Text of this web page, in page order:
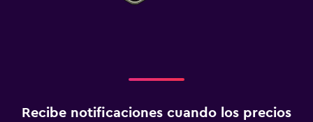
Recibe notificaciones cuando los precios